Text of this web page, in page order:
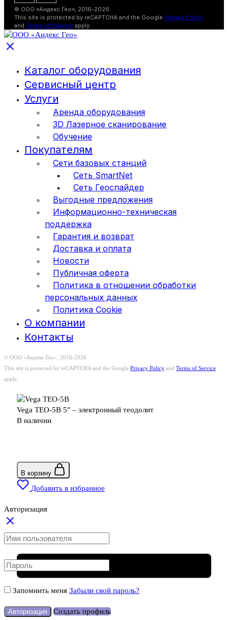
© ООО «Андекс Гео», 2016-2026
This site is protected by reCAPTCHA and the Google Privacy Policy
and Terms of Service apply.
Каталог оборудования
Сервисный центр
Услуги
Аренда оборудования
3D Лазерное сканирование
Обучение
Покупателям
Сети базовых станций
Сеть SmartNet
Сеть Геоспайдер
Выгодные предложения
Информационно-техническая
поддержка
Гарантия и возврат
Доставка и оплата
Новости
Публичная оферта
Политика в отношении обработки
персональных данных
Политика Cookie
О компании
Контакты
© ООО «Андекс Гео», 2016-2026
This site is protected by reCAPTCHA and the Google Privacy Policy and Terms of Service
apply.
Vega TEO-5B 5″ – электронный теодолит
В наличии
В корзину
Добавить в избранное
Авторизация
Запомнить меня Забыли свой пароль?
Авторизация Создать профиль